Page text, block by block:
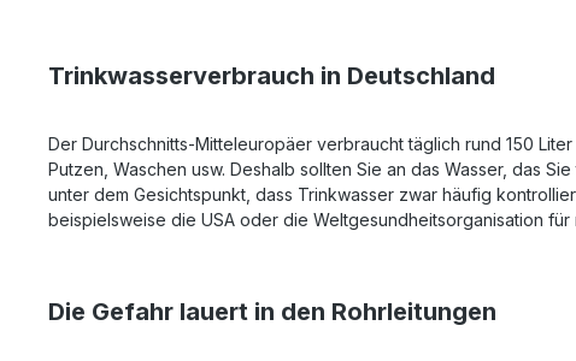
Trinkwasserverbrauch in Deutschland
Der Durchschnitts-Mitteleuropäer verbraucht täglich rund 150
Putzen, Waschen usw. Deshalb sollten Sie an das Wasser, das
unter dem Gesichtspunkt, dass Trinkwasser zwar häufig
beispielsweise die USA oder die Weltgesundheitsorganisation für
Die Gefahr lauert in den Rohrleitungen